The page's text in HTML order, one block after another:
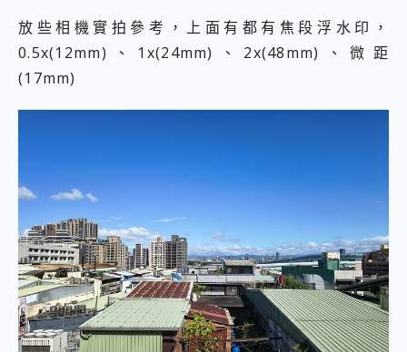
放些相機實拍參考，上面有都有焦段浮水印，
0.5x(12mm)、1x(24mm)、2x(48mm)、微距
(17mm)